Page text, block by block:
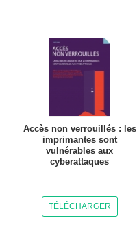
Accès non verrouillés : les
imprimantes sont
vulnérables aux
cyberattaques
TÉLÉCHARGER